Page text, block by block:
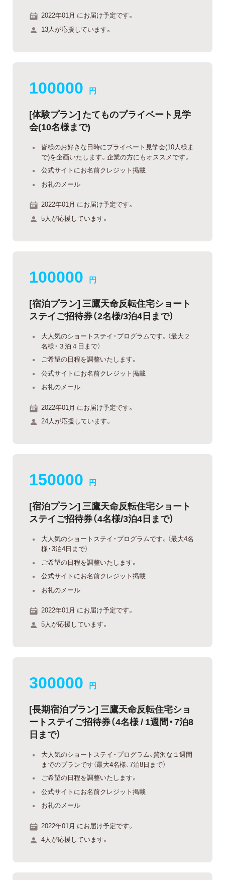
2022年01月 にお届け予定です。
13人が応援しています。
100000 円
[体験プラン] たてものプライベート見学
会(10名様まで)
皆様のお好きな日時にプライベート見学会(10人様ま
で)を企画いたします。企業の方にもオススメです。
公式サイトにお名前クレジット掲載
お礼のメール
2022年01月 にお届け予定です。
5人が応援しています。
100000 円
[宿泊プラン] 三鷹天命反転住宅ショート
ステイご招待券（2名様/3泊4日まで）
大人気のショートステイ・プログラムです。（最大２
名様・３泊４日まで）
ご希望の日程を調整いたします。
公式サイトにお名前クレジット掲載
お礼のメール
2022年01月 にお届け予定です。
24人が応援しています。
150000 円
[宿泊プラン] 三鷹天命反転住宅ショート
ステイご招待券（4名様/3泊4日まで）
大人気のショートステイ・プログラムです。（最大4名
様・3泊4日まで）
ご希望の日程を調整いたします。
公式サイトにお名前クレジット掲載
お礼のメール
2022年01月 にお届け予定です。
5人が応援しています。
300000 円
[長期宿泊プラン] 三鷹天命反転住宅ショ
ートステイご招待券（4名様 / 1週間・7泊8
日まで）
大人気のショートステイ・プログラム、贅沢な１週間
までのプランです（最大4名様、7泊8日まで）
ご希望の日程を調整いたします。
公式サイトにお名前クレジット掲載
お礼のメール
2022年01月 にお届け予定です。
4人が応援しています。